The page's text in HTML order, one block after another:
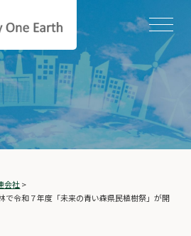
会社>
で令和７年度「未来の青い森県民植樹祭」が開